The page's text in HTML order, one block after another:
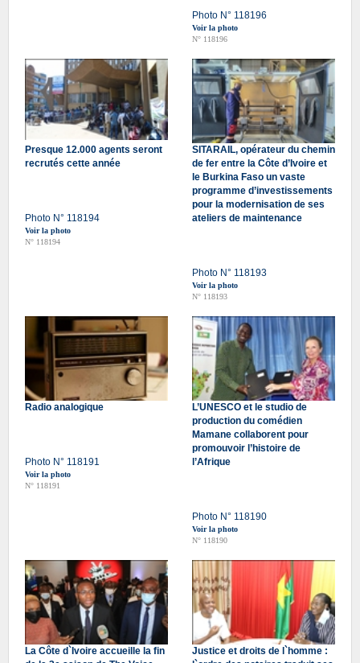
Photo N° 118196
Voir la photo
N° 118196
Presque 12.000 agents seront
recrutés cette année
Photo N° 118194
Voir la photo
N° 118194
SITARAIL, opérateur du chemin
de fer entre la Côte d’Ivoire et
le Burkina Faso un vaste
programme d’investissements
pour la modernisation de ses
ateliers de maintenance
Photo N° 118193
Voir la photo
N° 118193
Radio analogique
Photo N° 118191
Voir la photo
N° 118191
L’UNESCO et le studio de
production du comédien
Mamane collaborent pour
promouvoir l’histoire de
l’Afrique
Photo N° 118190
Voir la photo
N° 118190
La Côte d`Ivoire accueille la fin
Justice et droits de l`homme :